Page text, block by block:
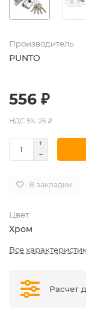
Производитель
PUNTO
556 ₽
НДС 5%: 26 ₽
В закладки
Цвет
Хром
Все
Расчет